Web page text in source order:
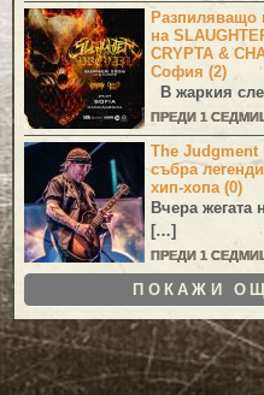
Разпиляващо
на
CRYPTA &
София (2)
В жаркия
ПРЕДИ 1
The Judgment
събра
хип-хопа (0)
Вчера
[…]
ПРЕДИ 1
ПОКАЖИ